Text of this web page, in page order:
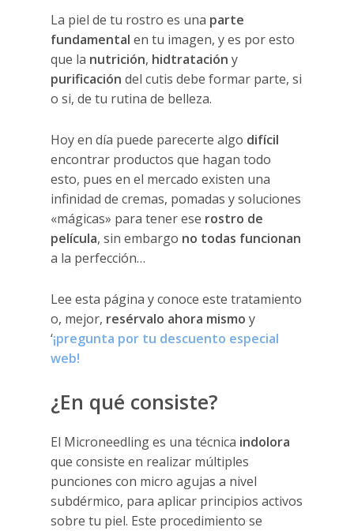
La piel de tu rostro es una parte
fundamental en tu imagen, y es por esto
que la nutrición, hidtratación y
purificación del cutis debe formar parte, si
o si, de tu rutina de belleza.
Hoy en día puede parecerte algo difícil
encontrar productos que hagan todo
esto, pues en el mercado existen una
infinidad de cremas, pomadas y soluciones
«mágicas» para tener ese rostro de
película, sin embargo no todas funcionan
a la perfección…
Lee esta página y conoce este tratamiento
o, mejor, resérvalo ahora mismo y
‘¡pregunta por tu descuento especial
web!
¿En qué consiste?
El Microneedling es una técnica indolora
que consiste en realizar múltiples
punciones con micro agujas a nivel
subdérmico, para aplicar principios activos
sobre tu piel. Este procedimiento se